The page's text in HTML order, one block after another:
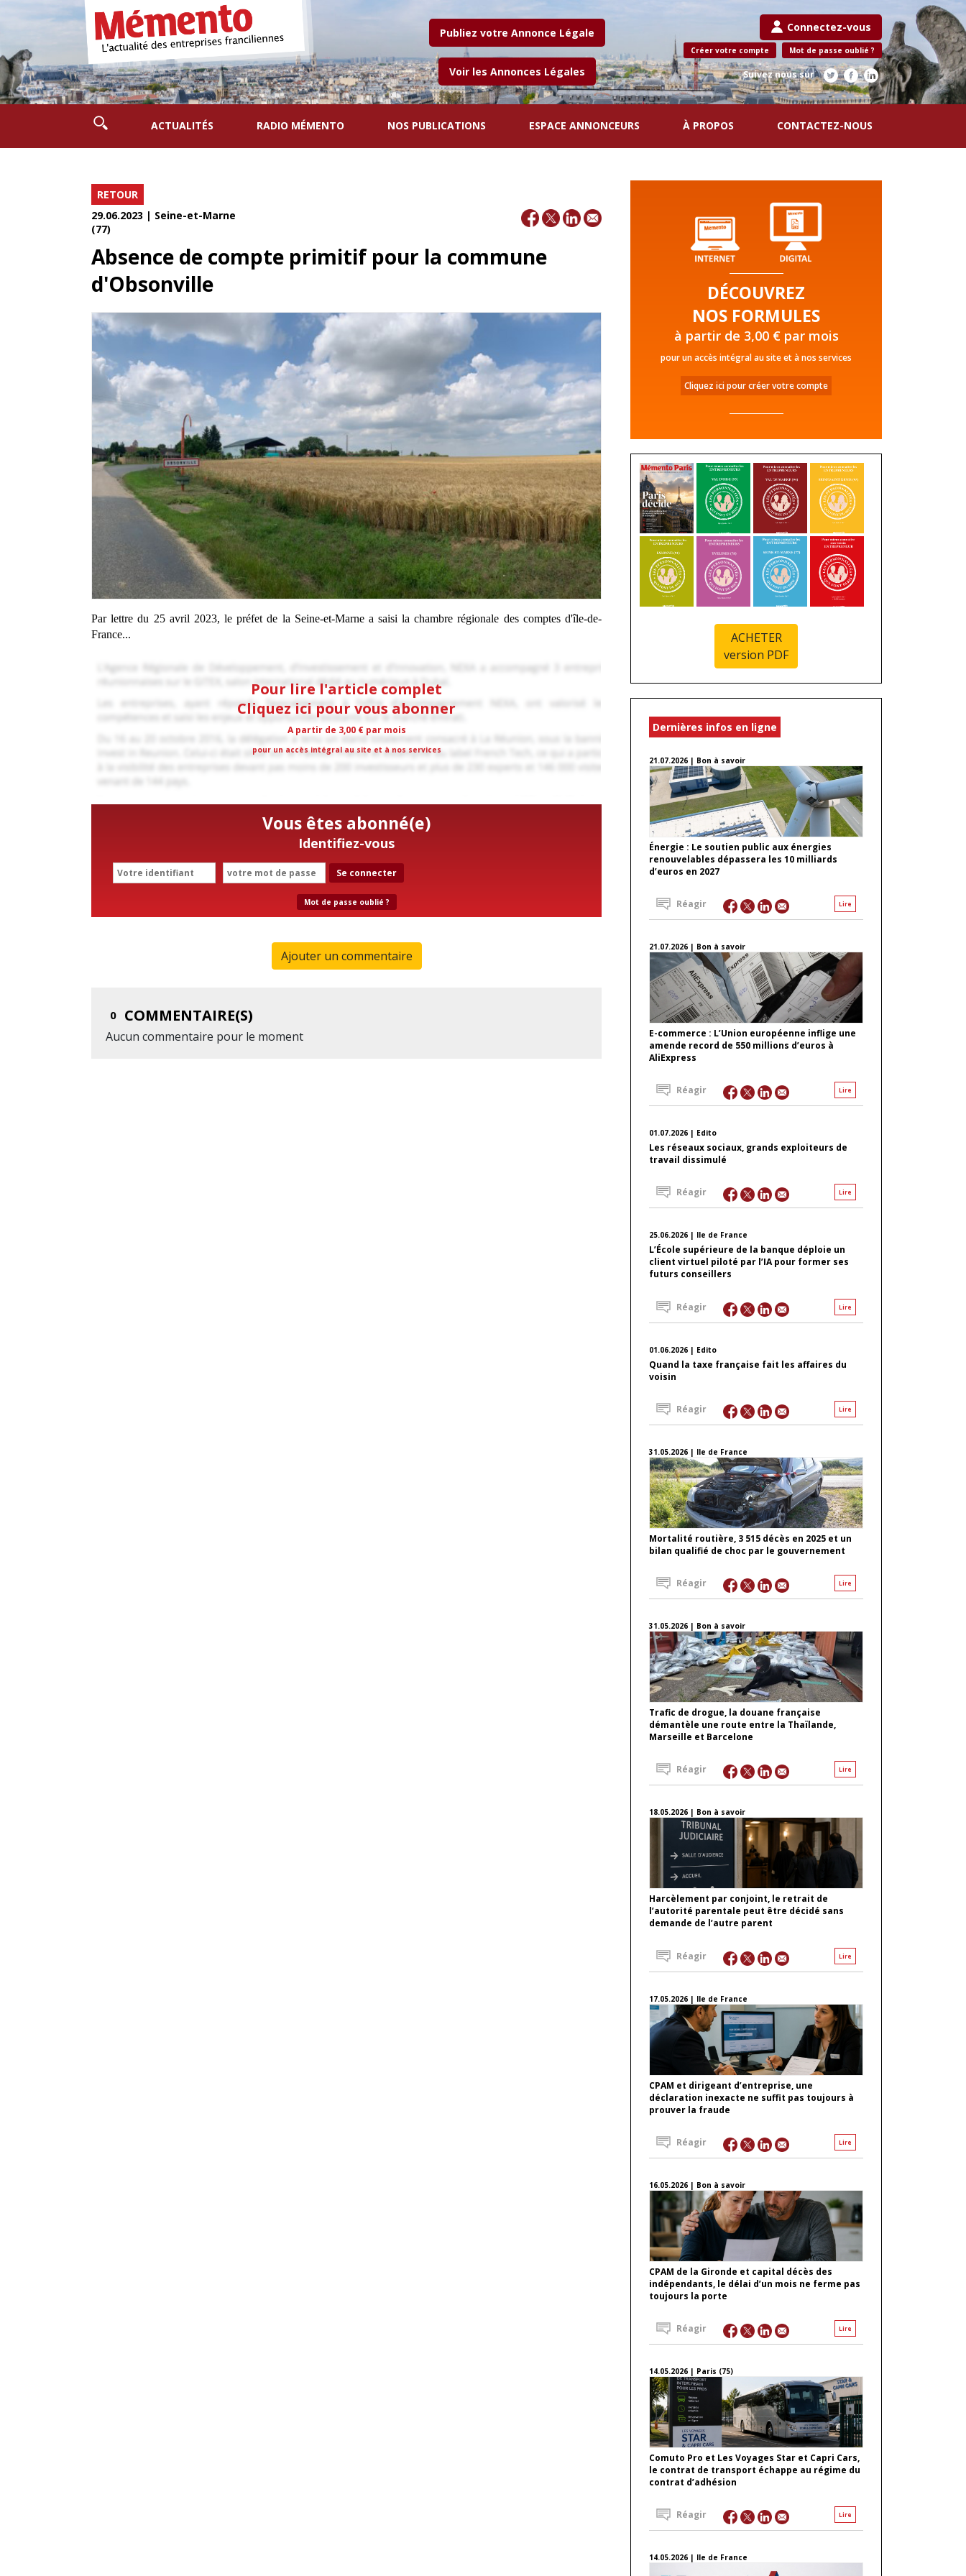
Publiez votre Annonce Légale
Voir les Annonces Légales
Connectez-vous
Créer votre compte Mot de passe oublié ?
Suivez nous sur
ACTUALITÉS RADIO MÉMENTO NOS PUBLICATIONS ESPACE ANNONCEURS À PROPOS CONTACTEZ-NOUS
RETOUR
29.06.2023 | Seine-et-Marne
(77)
Absence de compte primitif pour la commune
d'Obsonville
Par lettre du 25 avril 2023, le préfet de la Seine-et-Marne a saisi la chambre régionale des comptes d'île-de-
France...
Pour lire l'article complet
Cliquez ici pour vous abonner
A partir de 3,00 € par mois
pour un accès intégral au site et à nos services
Vous êtes abonné(e)
Identifiez-vous
Se connecter
Mot de passe oublié ?
Ajouter un commentaire
0 COMMENTAIRE(S)
Aucun commentaire pour le moment
DÉCOUVREZ
NOS FORMULES
à partir de 3,00 € par mois
pour un accès intégral au site et à nos services
Cliquez ici pour créer votre compte
ACHETER
version PDF
Dernières infos en ligne
21.07.2026 | Bon à savoir
Énergie : Le soutien public aux énergies
renouvelables dépassera les 10 milliards
d’euros en 2027
Lire
Réagir
21.07.2026 | Bon à savoir
E-commerce : L’Union européenne inflige une
amende record de 550 millions d’euros à
AliExpress
Lire
Réagir
01.07.2026 | Edito
Les réseaux sociaux, grands exploiteurs de
travail dissimulé
Lire
Réagir
25.06.2026 | Ile de France
L’École supérieure de la banque déploie un
client virtuel piloté par l’IA pour former ses
futurs conseillers
Lire
Réagir
01.06.2026 | Edito
Quand la taxe française fait les affaires du
voisin
Lire
Réagir
31.05.2026 | Ile de France
Mortalité routière, 3 515 décès en 2025 et un
bilan qualifié de choc par le gouvernement
Lire
Réagir
31.05.2026 | Bon à savoir
Trafic de drogue, la douane française
démantèle une route entre la Thaïlande,
Marseille et Barcelone
Lire
Réagir
18.05.2026 | Bon à savoir
Harcèlement par conjoint, le retrait de
l’autorité parentale peut être décidé sans
demande de l’autre parent
Lire
Réagir
17.05.2026 | Ile de France
CPAM et dirigeant d’entreprise, une
déclaration inexacte ne suffit pas toujours à
prouver la fraude
Lire
Réagir
16.05.2026 | Bon à savoir
CPAM de la Gironde et capital décès des
indépendants, le délai d’un mois ne ferme pas
toujours la porte
Lire
Réagir
14.05.2026 | Paris (75)
Comuto Pro et Les Voyages Star et Capri Cars,
le contrat de transport échappe au régime du
contrat d’adhésion
Lire
Réagir
14.05.2026 | Ile de France